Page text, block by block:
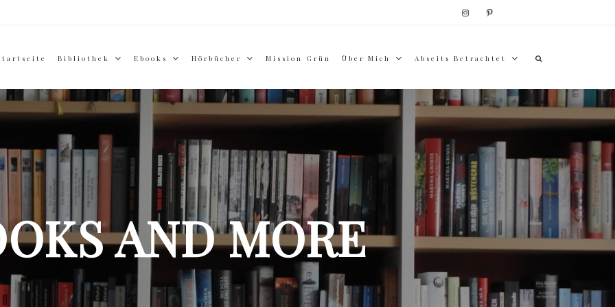
Bibliothek Ebooks Hörbücher Mission Grün Über Mich Abseits Betrachtet
AND MORE